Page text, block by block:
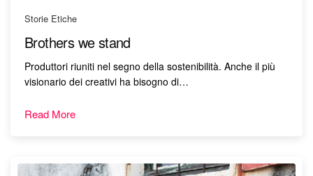
Storie Etiche
Brothers we stand
Produttori riuniti nel segno della sostenibilità. Anche il più
visionario dei creativi ha bisogno di…
Read More